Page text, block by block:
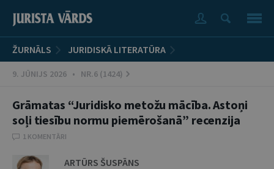
ŽURNĀLS JURIDISKĀ LITERATŪRA
9. JŪNIJS 2026 • NR.6 (1424)
Grāmatas “Juridisko metožu mācība. Astoņi
soļi tiesību normu piemērošanā” recenzija
1 KOMENTĀRI
ARTŪRS ŠUSPĀNS